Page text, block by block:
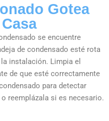
Gotea
se encuentre
de condensado esté rota
instalación. Limpia el
de que esté correctamente
para detectar
reemplázala si es necesario.